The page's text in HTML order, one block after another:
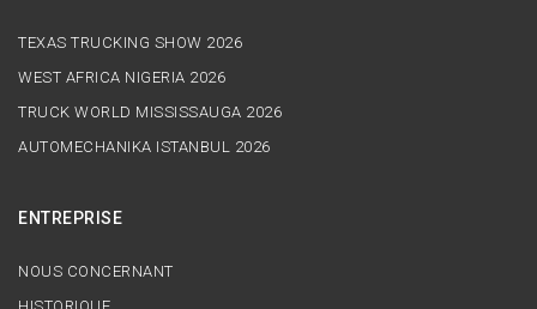
TEXAS TRUCKING SHOW 2026
WEST AFRICA NIGERIA 2026
TRUCK WORLD MISSISSAUGA 2026
AUTOMECHANIKA ISTANBUL 2026
ENTREPRISE
NOUS CONCERNANT